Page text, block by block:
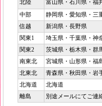
北陸
富山県・石川県・福
中部
静岡県・愛知県・三
信越
新潟県・長野県
関東1
埼玉県・千葉県・神
関東2
茨城県・栃木県・群
南東北
宮城県・山形県・福
北東北
青森県・秋田県・岩
北海道
北海道
離島
別途メールにてご連